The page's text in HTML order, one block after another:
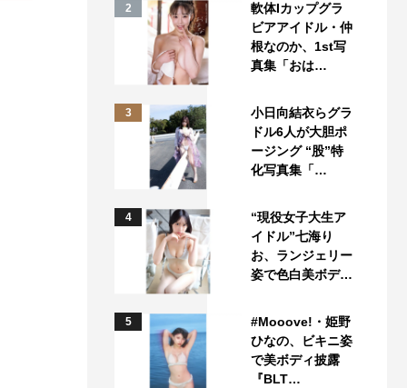
2
軟体Iカップグラ
ビアアイドル・仲
根なのか、1st写
真集「おは…
3
小日向結衣らグラ
ドル6人が大胆ポ
ージング “股”特
化写真集「…
4
“現役女子大生ア
イドル”七海り
お、ランジェリー
姿で色白美ボデ…
5
#Mooove!・姫野
ひなの、ビキニ姿
で美ボディ披露
『BLT…